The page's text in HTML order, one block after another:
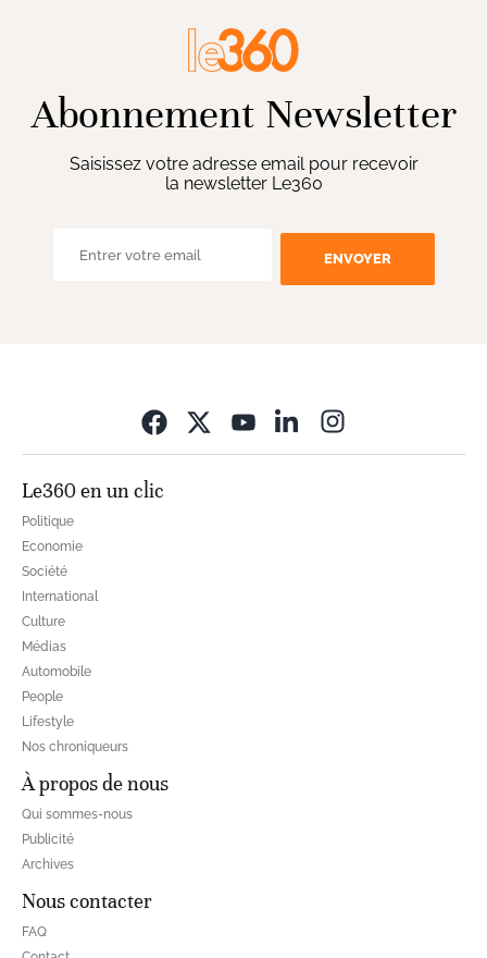
Abonnement Newsletter
Saisissez votre adresse email pour recevoir
la newsletter Le360
ENVOYER
Le360 en un clic
Politique
Economie
Société
International
Culture
Médias
Automobile
People
Lifestyle
Nos chroniqueurs
À propos de nous
Qui sommes-nous
Publicité
Archives
Nous contacter
FAQ